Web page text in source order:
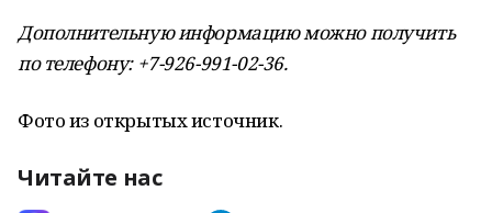
Дополнительную информацию можно получить
по телефону: +7-926-991-02-36.
Фото из открытых источник.
Читайте нас